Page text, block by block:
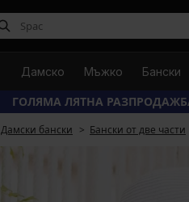
Дамско Мъжко Бански
ГОЛЯМА ЛЯТНА
Дамски бански Бански от две части